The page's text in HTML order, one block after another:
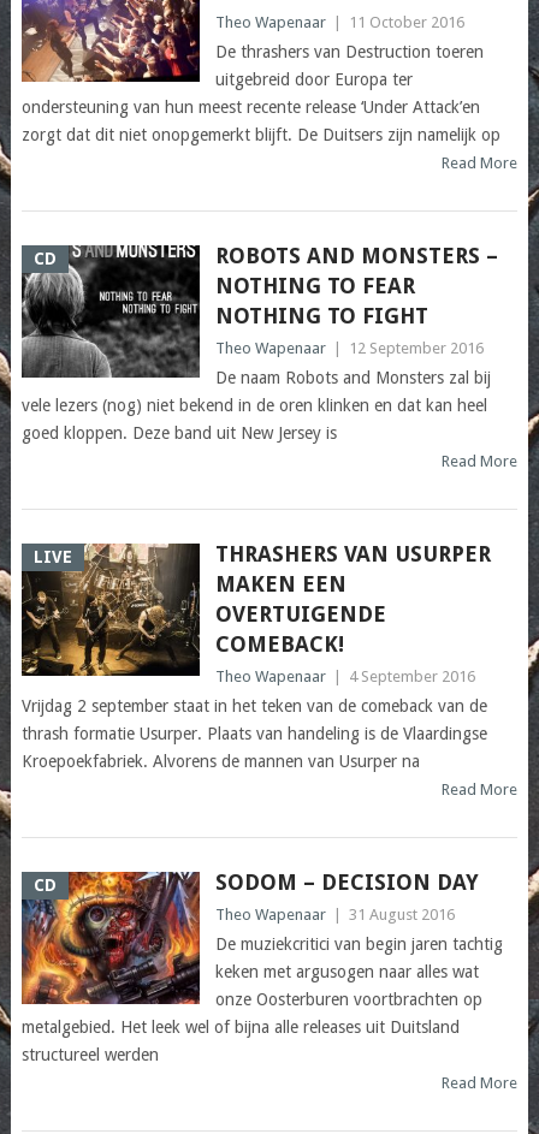
Theo Wapenaar 11 October 2016
De thrashers van Destruction toeren
uitgebreid door Europa ter
ondersteuning van hun meest recente release ‘Under Attack’en
zorgt dat dit niet onopgemerkt blijft. De Duitsers zijn namelijk op
Read More
CD
ROBOTS AND MONSTERS –
NOTHING TO FEAR
NOTHING TO FIGHT
Theo Wapenaar 12 September 2016
De naam Robots and Monsters zal bij
vele lezers (nog) niet bekend in de oren klinken en dat kan heel
goed kloppen. Deze band uit New Jersey is
Read More
LIVE
THRASHERS VAN USURPER
MAKEN EEN
OVERTUIGENDE
COMEBACK!
Theo Wapenaar 4 September 2016
Vrijdag 2 september staat in het teken van de comeback van de
thrash formatie Usurper. Plaats van handeling is de Vlaardingse
Kroepoekfabriek. Alvorens de mannen van Usurper na
Read More
CD SODOM – DECISION DAY
Theo Wapenaar 31 August 2016
De muziekcritici van begin jaren tachtig
keken met argusogen naar alles wat
onze Oosterburen voortbrachten op
metalgebied. Het leek wel of bijna alle releases uit Duitsland
structureel werden
Read More